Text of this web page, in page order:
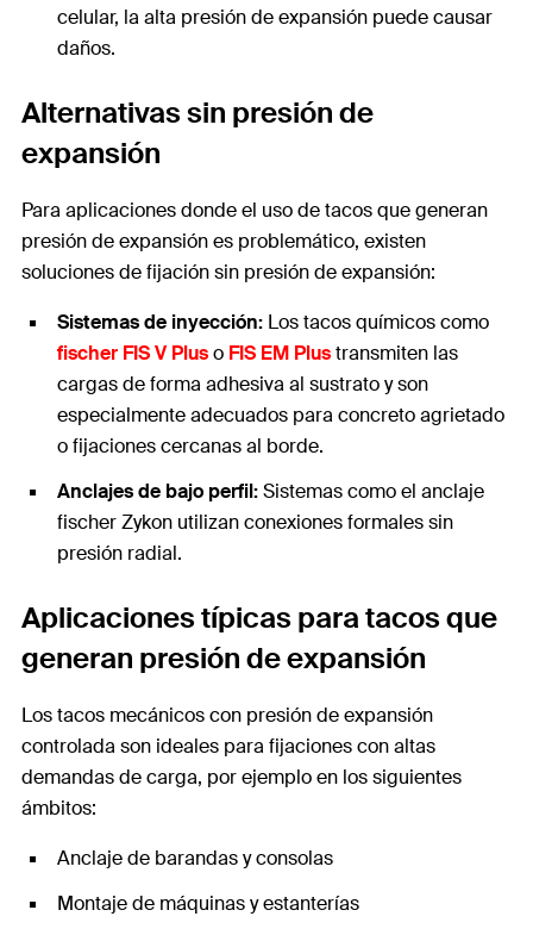
celular, la alta presión de expansión puede causar
daños.
Alternativas sin presión de
expansión
Para aplicaciones donde el uso de tacos que generan
presión de expansión es problemático, existen
soluciones de fijación sin presión de expansión:
Sistemas de inyección: Los tacos químicos como
fischer FIS V Pluso FIS EM Plustransmiten las
cargas de forma adhesiva al sustrato y son
especialmente adecuados para concreto agrietado
o fijaciones cercanas al borde.
Anclajes de bajo perfil:Sistemas como el anclaje
fischer Zykon utilizan conexiones formales sin
presión radial.
Aplicaciones típicas para tacos que
generan presión de expansión
Los tacos mecánicos con presión de expansión
controlada son ideales para fijaciones con altas
demandas de carga, por ejemplo en los siguientes
ámbitos:
Anclaje de barandas y consolas
Montaje de máquinas y estanterías